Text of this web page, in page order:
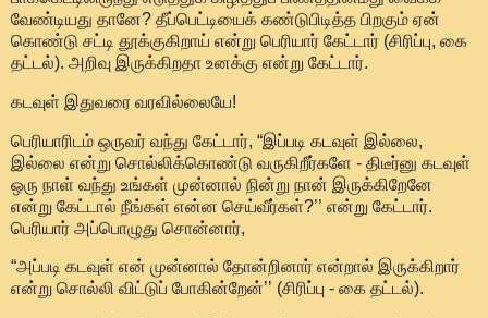
வேண்டியது தானே? தீப்பெட்டியைக் கண்டுபிடித்த பிறகும் ஏன்
கொண்டு சட்டி தூக்குகிறாய் என்று பெரியார் கேட்டார் (சிரிப்பு, கை
தட்டல்). அறிவு இருக்கிறதா உனக்கு என்று கேட்டார்.
கடவுள் இதுவரை வரவில்லையே!
பெரியாரிடம் ஒருவர் வந்து கேட்டார், “இப்படி கடவுள் இல்லை,
இல்லை என்று சொல்லிக்கொண்டு வருகிறீர்களே - திடீர்னு கடவுள்
ஒரு நாள் வந்து உங்கள் முன்னால் நின்று நான் இருக்கிறேனே
என்று கேட்டால் நீங்கள் என்ன செய்வீர்கள்?’’ என்று கேட்டார்.
பெரியார் அப்பொழுது சொன்னார்,
“அப்படி கடவுள் என் முன்னால் தோன்றினார் என்றால் இருக்கிறார்
என்று சொல்லி விட்டுப் போகின்றேன்’’ (சிரிப்பு - கை தட்டல்).